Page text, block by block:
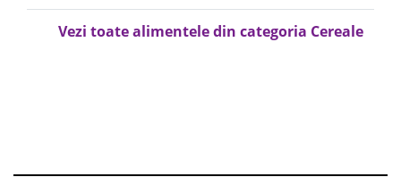
Vezi toate alimentele din categoria Cereale